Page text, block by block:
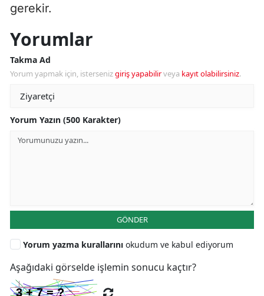
gerekir.
Yorumlar
Takma Ad
Yorum yapmak için, istersenizgiriş yapabilirveya kayıt olabilirsiniz.
Yorum Yazın (500 Karakter)
GÖNDER
Yorum yazma kurallarını okudum ve kabul ediyorum
Aşağıdaki görselde işlemin sonucu kaçtır?